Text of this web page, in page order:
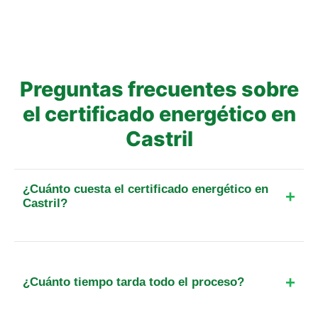
Preguntas frecuentes sobre
el certificado energético en
Castril
¿Cuánto cuesta el certificado energético en
Castril?
registro. Para otra superficie o tipo de inmueble,
¿Cuánto tiempo tarda todo el proceso?